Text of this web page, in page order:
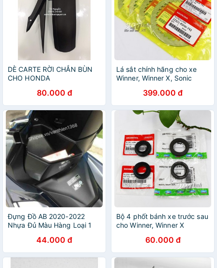
DÈ CARTE RỜI CHẮN BÙN
CHO HONDA
80.000 đ
Lá sắt chính hãng cho xe
Winner, Winner X, Sonic
399.000 đ
Đựng Đồ AB 2020-2022
Nhựa Đủ Màu Hàng Loại 1
44.000 đ
Bộ 4 phốt bánh xe trước sau
cho Winner, Winner X
60.000 đ